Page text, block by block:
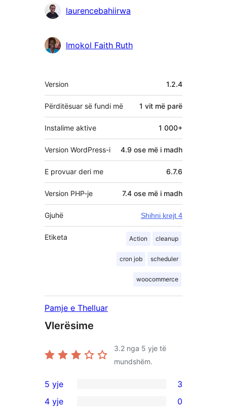
Kontribueslaurencebahiirwa
Imokol Faith Ruth
Të
tjera
Version 1.2.4
Përditësuar së fundi më 1 vit më parë
Instalime aktive 1 000+
Version WordPress-i 4.9 ose më i madh
E provuar deri me 6.7.6
Version PHP-je 7.4 ose më i madh
Gjuhë Shihni krejt 4
Etiketa Action cleanup
cron job scheduler
woocommerce
Pamje e Thelluar
Vlerësime
3.2 nga 5 yje të
mundshëm.
3
shqyrtime
5 yje 3
4 yje 0